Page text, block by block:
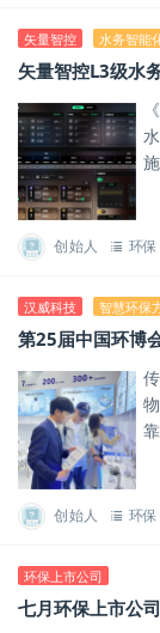
矢量智控 水务智能
矢量智控L3级水
创始人 环保
汉威科技 智慧环保
第25届中国环博
创始人 环保
环保上市公司
七月环保上市公